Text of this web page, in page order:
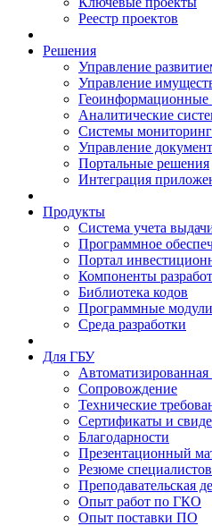
Реестр проектов
Решения
Управление
Управление
Геоинформационные
Аналитические
Системы
Управление
Портальные решения
Интеграция
Продукты
Система учета
Программное
Портал
Компоненты
Библиотека кодов
Программные модули
Среда разработки
Для ГБУ
Сопровождение
Технические
Сертификаты и
Благодарности
Презентационный
Резюме специалистов
Преподавательская
Опыт работ по ГКО
Опыт поставки ПО